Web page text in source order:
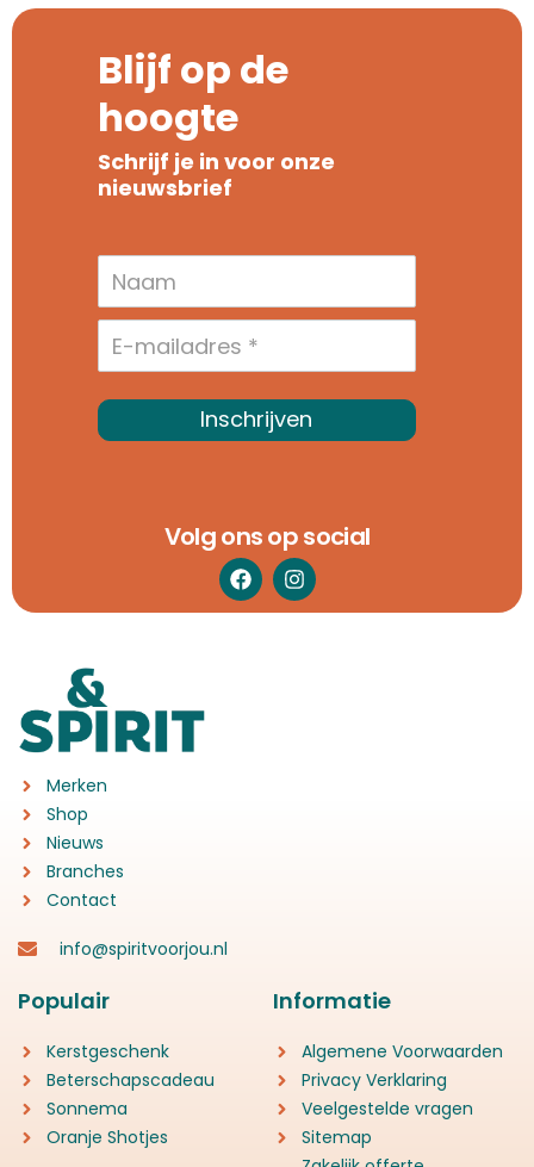
Blijf op de
hoogte
Schrijf je in voor onze
nieuwsbrief
Inschrijven
Volg ons op social
Merken
Shop
Nieuws
Branches
Contact
info@spiritvoorjou.nl
Populair
Kerstgeschenk
Beterschapscadeau
Sonnema
Oranje Shotjes
Informatie
Algemene Voorwaarden
Privacy Verklaring
Veelgestelde vragen
Sitemap